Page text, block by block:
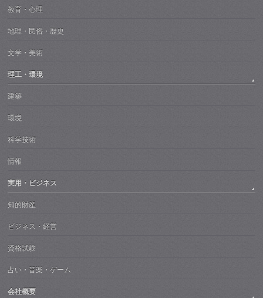
教育・心理
地理・民俗・歴史
文学・美術
理工・環境
建築
環境
科学技術
情報
実用・ビジネス
知的財産
ビジネス・経営
資格試験
占い・音楽・ゲーム
会社概要